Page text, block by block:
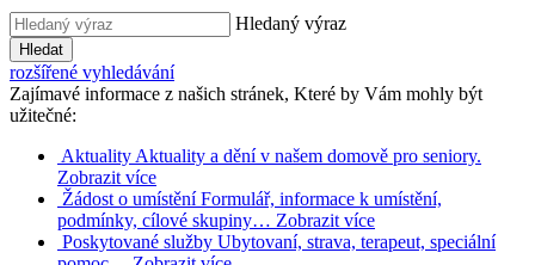
Hledaný výraz
Hledat
rozšířené vyhledávání
Zajímavé informace z našich stránek, Které by Vám mohly být
užitečné:
Aktuality Aktuality a dění v našem domově pro seniory.
Zobrazit více
Žádost o umístění Formulář, informace k umístění,
podmínky, cílové skupiny… Zobrazit více
Poskytované služby Ubytovaní, strava, terapeut, speciální